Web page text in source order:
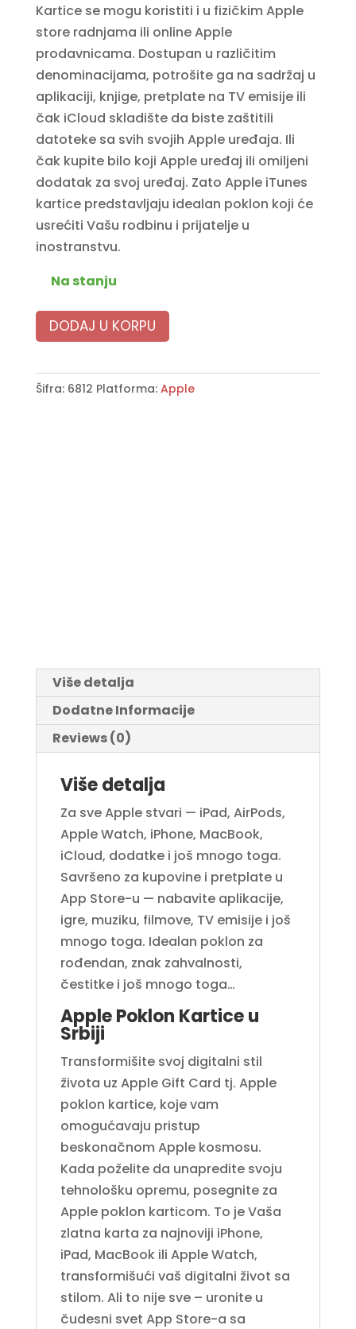
Kartice se mogu koristiti i u fizičkim Apple
store radnjama ili online Apple
prodavnicama. Dostupan u različitim
denominacijama, potrošite ga na sadržaj u
aplikaciji, knjige, pretplate na TV emisije ili
čak iCloud skladište da biste zaštitili
datoteke sa svih svojih Apple uređaja. Ili
čak kupite bilo koji Apple uređaj ili omiljeni
dodatak za svoj uređaj. Zato Apple iTunes
kartice predstavljaju idealan poklon koji će
usrećiti Vašu rodbinu i prijatelje u
inostranstvu.
Na stanju
DODAJ U KORPU
Šifra: 6812 Platforma: Apple
Više detalja
Dodatne Informacije
Reviews (0)
Više detalja
Za sve Apple stvari — iPad, AirPods,
Apple Watch, iPhone, MacBook,
iCloud, dodatke i još mnogo toga.
Savršeno za kupovine i pretplate u
App Store-u — nabavite aplikacije,
igre, muziku, filmove, TV emisije i još
mnogo toga. Idealan poklon za
rođendan, znak zahvalnosti,
čestitke i još mnogo toga…
Apple Poklon Kartice u
Srbiji
Transformišite svoj digitalni stil
života uz Apple Gift Card tj. Apple
poklon kartice, koje vam
omogućavaju pristup
beskonačnom Apple kosmosu.
Kada poželite da unapredite svoju
tehnološku opremu, posegnite za
Apple poklon karticom. To je Vaša
zlatna karta za najnoviji iPhone,
iPad, MacBook ili Apple Watch,
transformišući vaš digitalni život sa
stilom. Ali to nije sve – uronite u
čudesni svet App Store-a sa